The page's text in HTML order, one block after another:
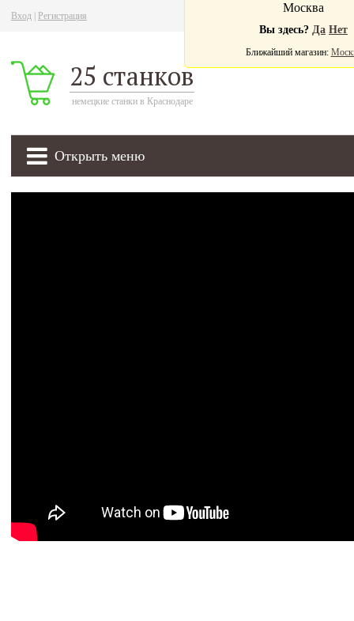
Вход Регистрация
25 станков
немецкие станки в Краснодаре
Открыть меню
Москва
Вы здесь? Да Нет
Ближайший магазин: